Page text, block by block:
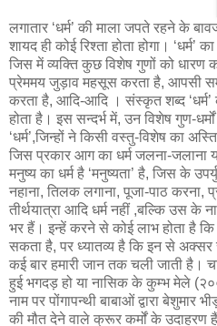
लगातार ‘धर्म’ की माला जपते रहने के
शायद ही कोई रिश्ता होता होगा। ‘धर्म’
जिस में व्यक्ति कुछ विशेष गुणों को
प्रेममय जुड़ाव महसूस करता है, आपसी
करता है, आदि-आदि । संस्कृत शब्द ‘धर्म’
होता है। इस सन्दर्भ में, उन विशेष गुण-
‘धर्म’,जिन्हों ने किसी वस्तु-विशेष का
जिस प्रकार आग का धर्म जलना-जलाना
मनुष्य का धर्म है ‘मनुष्यता’ है, जिस के
नहाना, तिलक लगाना, पूजा-पाठ करना,
तीर्थयात्रा आदि धर्म नहीं ,बल्कि उस के
भर हैं। इन्हें करने से कोई लाभ होता है
सकता है, पर ध्यातव्य है कि इन से अक्सर
कई बार हमारी जान तक चली जाती है।
हुई भगदड़ हो या नासिक के कुम्भ मेले
नाम पर पोंगापन्थी बाबाओं द्वारा
की मौत देने वाले क्रूर कर्मों के उदाहरण